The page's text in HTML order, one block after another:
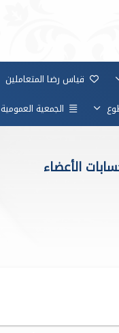
قياس رضا المتعاملين
الجمعية العمومية
الأعضاء